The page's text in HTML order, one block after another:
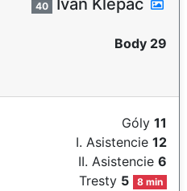
40 Ivan Klepáč
Body 29
Góly 11
I. Asistencie 12
II. Asistencie 6
Tresty 5 8 min